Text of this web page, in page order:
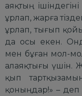
аяқтың
ұрлап, жарға
ұрлап, тығып
да осы екен.
мен бұған мол-
алаяқтығы үшін.
қып
қоныңдар!» – деп